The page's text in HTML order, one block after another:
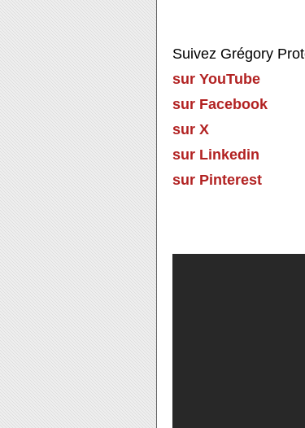
Suivez Grégory
sur YouTube
sur Facebook
sur X
sur Linkedin
sur Pinterest